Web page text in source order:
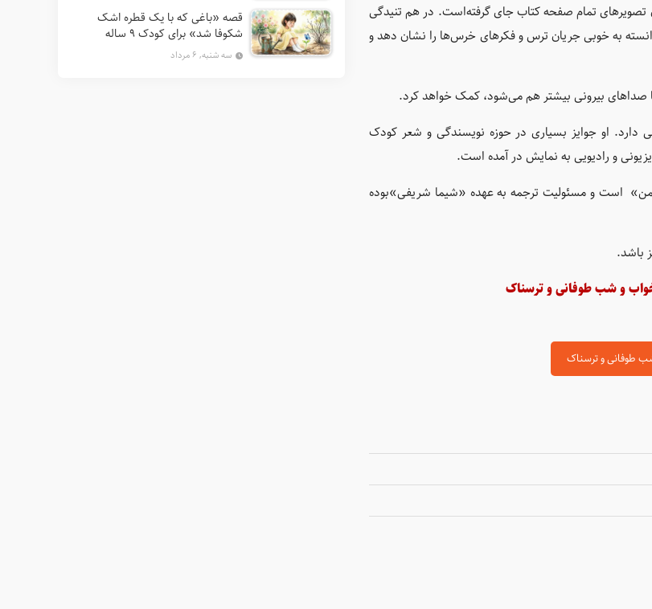
تمام صفحه کتاب جای گرفته‌است. در هم تنیدگی
به خوبی جریان ترس و فکرهای خرس‌ها را نشان دهد و
صداهای بیرونی بیشتر هم می‌شود، کمک خواهد‌ کرد.
او جوایز بسیاری در حوزه نویسندگی و شعر کودک
و رادیویی به نمایش در آمده ‌است.
است و مسئولیت ترجمه به عهده «شیما شریفی»بوده
باشد.
و شب طوفانی و ترسناک
طوفانی و ترسناک
قصه «باغی که با یک قطره اشک
شکوفا شد» برای کودک ۹ ساله
سه شنبه, ۶ مرداد